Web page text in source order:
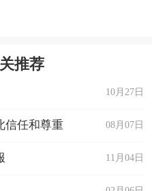
推荐
10月27日
08月07日
信任和尊重
11月04日